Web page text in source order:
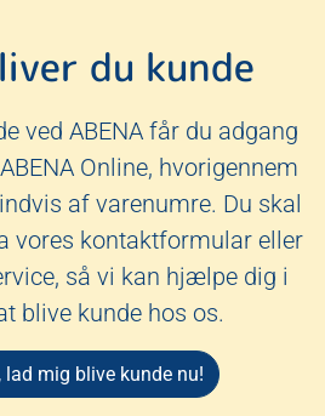
du kunde
ved ABENA får du adgang
Online, hvorigennem
af varenumre. Du skal
vores kontaktformular eller
så vi kan hjælpe dig i
blive kunde hos os.
lad mig blive kunde nu!